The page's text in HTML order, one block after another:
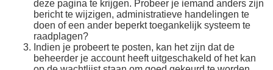
deze pagina te krijgen. Probeer je iemand anders zijn
bericht te wijzigen, administratieve handelingen te
doen of een ander beperkt toegankelijk systeem te
raadplagen?
Indien je probeert te posten, kan het zijn dat de
beheerder je account heeft uitgeschakeld of het kan